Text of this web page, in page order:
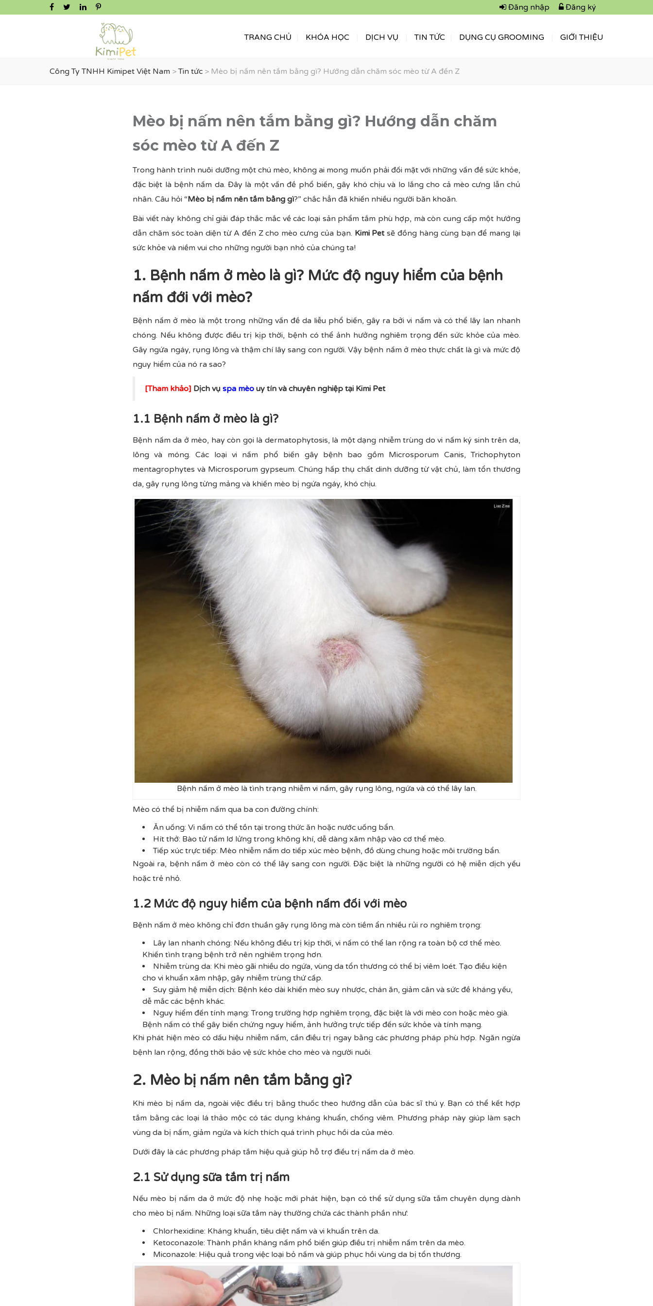
Đăng nhập Đăng ký
TRANG CHỦ KHÓA HỌC DỊCH VỤ TIN TỨC DỤNG CỤ GROOMING GIỚI THIỆU
Công Ty TNHH Kimipet Việt Nam >Tin tức > Mèo bị nấm nên tắm bằng gì? Hướng dẫn chăm sóc mèo từ A đến Z
Mèo bị nấm nên tắm bằng gì? Hướng dẫn chăm
sóc mèo từ A đến Z
Trong hành trình nuôi dưỡng một chú mèo, không ai mong muốn phải đối mặt với những vấn đề sức khỏe,
đặc biệt là bệnh nấm da. Đây là một vấn đề phổ biến, gây khó chịu và lo lắng cho cả mèo cưng lẫn chủ
nhân. Câu hỏi “Mèo bị nấm nên tắm bằng gì?” chắc hẳn đã khiến nhiều người băn khoăn.
Bài viết này không chỉ giải đáp thắc mắc về các loại sản phẩm tắm phù hợp, mà còn cung cấp một hướng
dẫn chăm sóc toàn diện từ A đến Z cho mèo cưng của bạn. Kimi Petsẽ đồng hàng cùng bạn để mang lại
sức khỏe và niềm vui cho những người bạn nhỏ của chúng ta!
1. Bệnh nấm ở mèo là gì? Mức độ nguy hiểm của bệnh
nấm đới với mèo?
Bệnh nấm ở mèo là một trong những vấn đề da liễu phổ biến, gây ra bởi vi nấm và có thể lây lan nhanh
chóng. Nếu không được điều trị kịp thời, bệnh có thể ảnh hưởng nghiêm trọng đến sức khỏe của mèo.
Gây ngứa ngáy, rụng lông và thậm chí lây sang con người. Vậy bệnh nấm ở mèo thực chất là gì và mức độ
nguy hiểm của nó ra sao?
[Tham khảo] Dịch vụ spa mèo uy tín và chuyên nghiệp tại Kimi Pet
1.1 Bệnh nấm ở mèo là gì?
Bệnh nấm da ở mèo, hay còn gọi là dermatophytosis, là một dạng nhiễm trùng do vi nấm ký sinh trên da,
lông và móng. Các loại vi nấm phổ biến gây bệnh bao gồm Microsporum Canis, Trichophyton
mentagrophytes và Microsporum gypseum. Chúng hấp thụ chất dinh dưỡng từ vật chủ, làm tổn thương
da, gây rụng lông từng mảng và khiến mèo bị ngứa ngáy, khó chịu.
Bệnh nấm ở mèo là tình trạng nhiễm vi nấm, gây rụng lông, ngứa và có thể lây lan.
Mèo có thể bị nhiễm nấm qua ba con đường chính:
Ăn uống: Vi nấm có thể tồn tại trong thức ăn hoặc nước uống bẩn.
Hít thở: Bào tử nấm lơ lửng trong không khí, dễ dàng xâm nhập vào cơ thể mèo.
Tiếp xúc trực tiếp: Mèo nhiễm nấm do tiếp xúc mèo bệnh, đồ dùng chung hoặc môi trường bẩn.
Ngoài ra, bệnh nấm ở mèo còn có thể lây sang con người. Đặc biệt là những người có hệ miễn dịch yếu
hoặc trẻ nhỏ.
1.2 Mức độ nguy hiểm của bệnh nấm đối với mèo
Bệnh nấm ở mèo không chỉ đơn thuần gây rụng lông mà còn tiềm ẩn nhiều rủi ro nghiêm trọng:
Lây lan nhanh chóng: Nếu không điều trị kịp thời, vi nấm có thể lan rộng ra toàn bộ cơ thể mèo.
Khiến tình trạng bệnh trở nên nghiêm trọng hơn.
Nhiễm trùng da: Khi mèo gãi nhiều do ngứa, vùng da tổn thương có thể bị viêm loét. Tạo điều kiện
cho vi khuẩn xâm nhập, gây nhiễm trùng thứ cấp.
Suy giảm hệ miễn dịch: Bệnh kéo dài khiến mèo suy nhược, chán ăn, giảm cân và sức đề kháng yếu,
dễ mắc các bệnh khác.
Nguy hiểm đến tính mạng: Trong trường hợp nghiêm trọng, đặc biệt là với mèo con hoặc mèo già.
Bệnh nấm có thể gây biến chứng nguy hiểm, ảnh hưởng trực tiếp đến sức khỏe và tính mạng.
Khi phát hiện mèo có dấu hiệu nhiễm nấm, cần điều trị ngay bằng các phương pháp phù hợp. Ngăn ngừa
bệnh lan rộng, đồng thời bảo vệ sức khỏe cho mèo và người nuôi.
2. Mèo bị nấm nên tắm bằng gì?
Khi mèo bị nấm da, ngoài việc điều trị bằng thuốc theo hướng dẫn của bác sĩ thú y. Bạn có thể kết hợp
tắm bằng các loại lá thảo mộc có tác dụng kháng khuẩn, chống viêm. Phương pháp này giúp làm sạch
vùng da bị nấm, giảm ngứa và kích thích quá trình phục hồi da của mèo.
Dưới đây là các phương pháp tắm hiệu quả giúp hỗ trợ điều trị nấm da ở mèo.
2.1 Sử dụng sữa tắm trị nấm
Nếu mèo bị nấm da ở mức độ nhẹ hoặc mới phát hiện, bạn có thể sử dụng sữa tắm chuyên dụng dành
cho mèo bị nấm. Những loại sữa tắm này thường chứa các thành phần như:
Chlorhexidine: Kháng khuẩn, tiêu diệt nấm và vi khuẩn trên da.
Ketoconazole: Thành phần kháng nấm phổ biến giúp điều trị nhiễm nấm trên da mèo.
Miconazole: Hiệu quả trong việc loại bỏ nấm và giúp phục hồi vùng da bị tổn thương.